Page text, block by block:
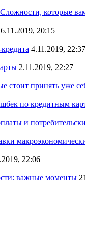
которые
6.11.2019, 20:15
4.11.2019, 22:37
2.11.2019, 22:27
стоит принять уже
по кредитным
и
22:06
важные моменты